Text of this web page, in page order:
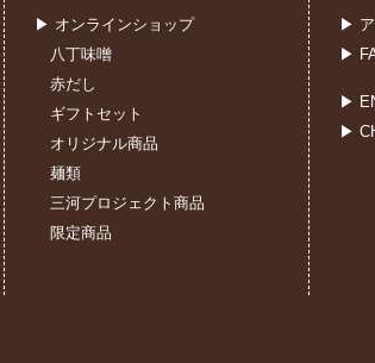
▶ オンラインショップ
八丁味噌
赤だし
ギフトセット
オリジナル商品
麺類
三河プロジェクト商品
限定商品
▶ ア
▶
▶
▶